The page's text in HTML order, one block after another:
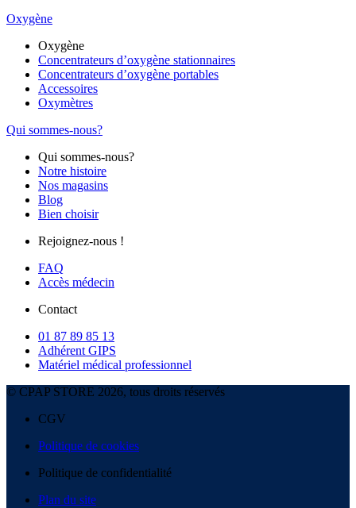
Oxygène
Oxygène
Concentrateurs d’oxygène stationnaires
Concentrateurs d’oxygène portables
Accessoires
Oxymètres
Qui sommes-nous?
Qui sommes-nous?
Notre histoire
Nos magasins
Blog
Bien choisir
Rejoignez-nous !
FAQ
Accès médecin
Contact
01 87 89 85 13
Adhérent GIPS
Matériel médical professionnel
© CPAP STORE 2026, tous droits réservés
CGV
Politique de cookies
Politique de confidentialité
Plan du site